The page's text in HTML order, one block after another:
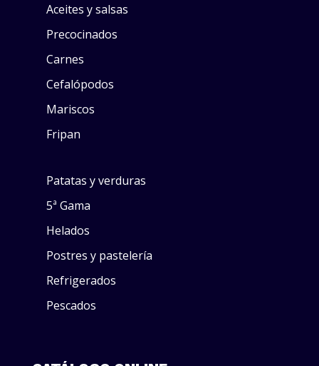
Aceites y salsas
Precocinados
Carnes
Cefalópodos
Mariscos
Fripan
Patatas y verduras
5ª Gama
Helados
Postres y pastelería
Refrigerados
Pescados